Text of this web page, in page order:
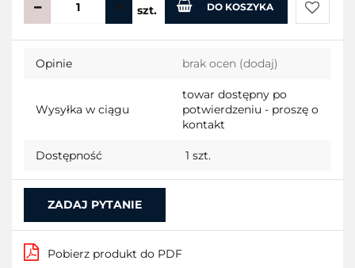
szt. DO KOSZYKA
Do
Opinie brak ocen (dodaj)
Wysyłka w ciągu
towar dostępny po
potwierdzeniu - proszę o
kontakt
Dostępność 1 szt.
ZADAJ PYTANIE
Pobierz produkt do PDF